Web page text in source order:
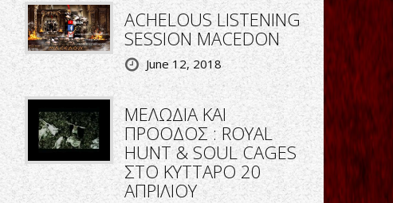
ACHELOUS LISTENING
SESSION MACEDON
June 12, 2018
ΜΕΛΩΔΙΑ ΚΑΙ
ΠΡΟΟΔΟΣ : ROYAL
HUNT & SOUL CAGES
ΣΤΟ ΚΥΤΤΑΡΟ 20
ΑΠΡΙΛΙΟΥ